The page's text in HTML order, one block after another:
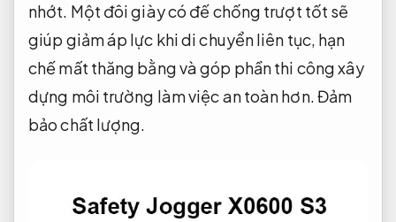
nhớt. Một đôi giày có đế chống trượt tốt sẽ
giúp giảm áp lực khi di chuyển liên tục, hạn
chế mất thăng bằng và góp phần thi công xây
dựng môi trường làm việc an toàn hơn.Đảm
bảo chất lượng.